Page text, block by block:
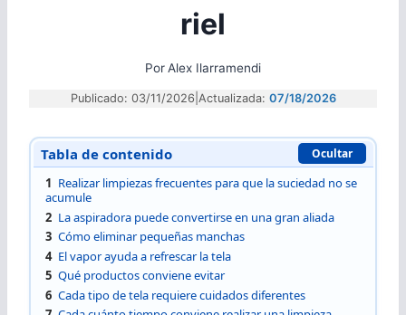
riel
PorAlex Ilarramendi
Publicado: 03/11/2026 Actualizada: 07/18/2026
Tabla de contenido Ocultar
1 Realizar limpiezas frecuentes para que la suciedad no se
acumule
2 La aspiradora puede convertirse en una gran aliada
3 Cómo eliminar pequeñas manchas
4 El vapor ayuda a refrescar la tela
5 Qué productos conviene evitar
6 Cada tipo de tela requiere cuidados diferentes